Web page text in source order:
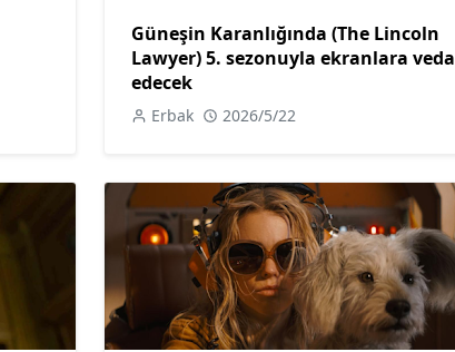
Güneşin Karanlığında (The Lincoln
Lawyer) 5. sezonuyla ekranlara veda
edecek
Erbak 2026/5/22